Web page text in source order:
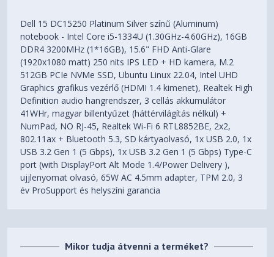
Dell 15 DC15250 Platinum Silver színű (Aluminum)
notebook - Intel Core i5-1334U (1.30GHz-4.60GHz), 16GB
DDR4 3200MHz (1*16GB), 15.6" FHD Anti-Glare
(1920x1080 matt) 250 nits IPS LED + HD kamera, M.2
512GB PCIe NVMe SSD, Ubuntu Linux 22.04, Intel UHD
Graphics grafikus vezérlő (HDMI 1.4 kimenet), Realtek High
Definition audio hangrendszer, 3 cellás akkumulátor
41WHr, magyar billentyűzet (háttérvilágítás nélkül) +
NumPad, NO RJ-45, Realtek Wi-Fi 6 RTL8852BE, 2x2,
802.11ax + Bluetooth 5.3, SD kártyaolvasó, 1x USB 2.0, 1x
USB 3.2 Gen 1 (5 Gbps), 1x USB 3.2 Gen 1 (5 Gbps) Type-C
port (with DisplayPort Alt Mode 1.4/Power Delivery ),
ujjlenyomat olvasó, 65W AC 4.5mm adapter, TPM 2.0, 3
év ProSupport és helyszíni garancia
Mikor tudja átvenni a terméket?